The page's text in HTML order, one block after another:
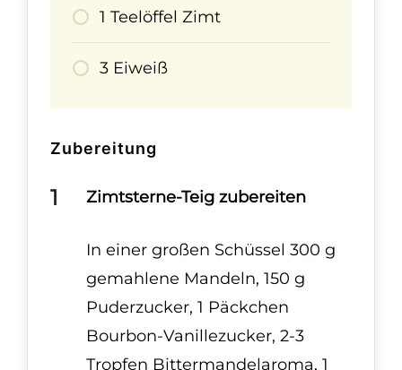
1 Teelöffel Zimt
3 Eiweiß
Zubereitung
Zimtsterne-Teig zubereiten
In einer großen Schüssel 300 g
gemahlene Mandeln, 150 g
Puderzucker, 1 Päckchen
Bourbon-Vanillezucker, 2-3
Tropfen Bittermandelaroma, 1